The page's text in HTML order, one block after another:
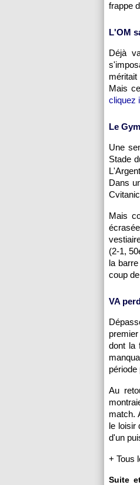
frappe
L'OM
Déjà
Mais
cliquez
Le
Une
Stade
Dans
Mais
(2-1,
la
coup
VA
dont la
Au
match.
le loisir
d'un
+ Tous
Suite